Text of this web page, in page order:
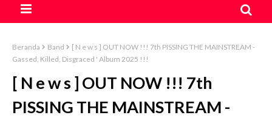
Beranda Band
[ N e w s ] OUT NOW !!! 7th PISSING THE MAINSTREAM -
Gassed, Killed, Disgraced ' Album 2025 !!!
[ N e w s ] OUT NOW !!! 7th
PISSING THE MAINSTREAM -